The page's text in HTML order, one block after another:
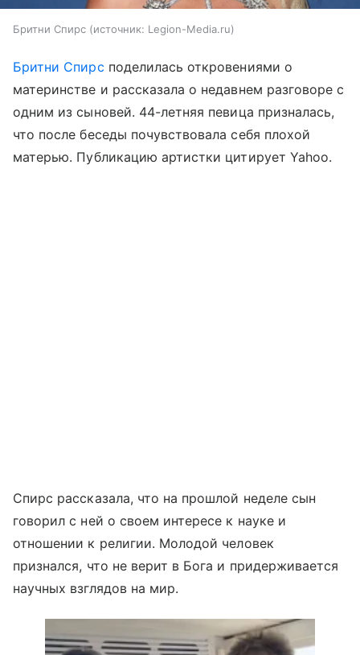
Бритни Спирс источник: Legion-Media.ru
Бритни Спирс поделилась откровениями о
материнстве и рассказала о недавнем разговоре с
одним из сыновей. 44-летняя певица призналась,
что после беседы почувствовала себя плохой
матерью. Публикацию артистки цитирует Yahoo.
Спирс рассказала, что на прошлой неделе сын
говорил с ней о своем интересе к науке и
отношении к религии. Молодой человек
признался, что не верит в Бога и придерживается
научных взглядов на мир.